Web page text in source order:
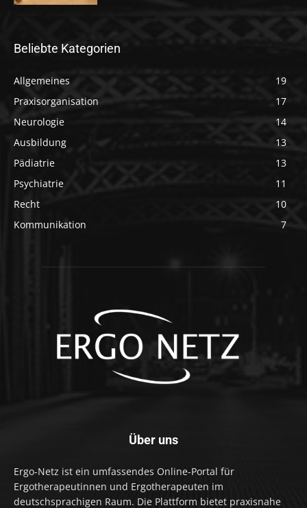
Beliebte Kategorien
Allgemeines
19
Praxisorganisation
17
Neurologie
14
Ausbildung
13
Pädiatrie
13
Psychiatrie
11
Recht
10
Kommunikation
7
Über uns
Ergo-Netz ist ein umfassendes Online-Portal für
Ergotherapeutinnen und Ergotherapeuten im
deutschsprachigen Raum. Die Plattform bietet praxisnahe